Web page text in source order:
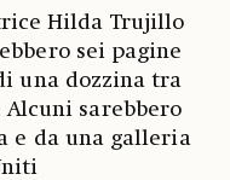
Hilda Trujillo
sei pagine
una dozzina tra
sarebbero
e da una galleria